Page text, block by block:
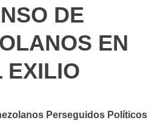
DE
EN
EXILIO
Perseguidos Políticos